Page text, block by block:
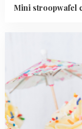
Mini stroopwafel
Cupcake
ijsjes